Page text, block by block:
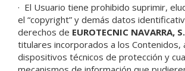
· El Usuario tiene prohibido suprimir,
el “copyright” y demás datos
derechos de EUROTECNIC NAVARRA,
titulares incorporados a los Contenidos,
dispositivos técnicos de protección y